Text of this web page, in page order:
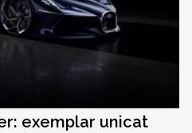
exemplar unicat